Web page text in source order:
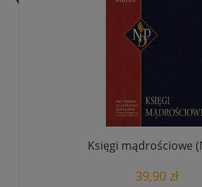
Księgi mądrościowe
39,90 zł